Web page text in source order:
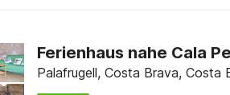
Ferienhaus nahe Cala
Palafrugell, Costa Brava, Costa